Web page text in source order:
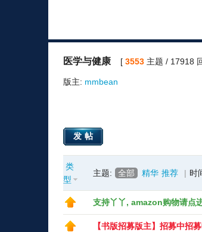
医学与健康 [ 3553主题 / 17918
版主: mmbean
发帖
类
型
主题: 全部 精华 推荐 | 时
支持丫丫, amazon购物请点
【书版招募版主】招募中招